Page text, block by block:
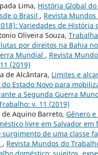
Lima, História Global
o Brasil , Revista
Variedades de História
Oliveira Souza,
por direitos na Bahia
Mundial , Revista
(2019)
de Alcântara, Limites e
Estado Novo para
a Segunda Guerra
v. 11 (2019)
de Aquino Barreto, Gênero
livre em Salvador em
surgimento de uma classe
, Revista Mundos do
doméstico: sujeitos,